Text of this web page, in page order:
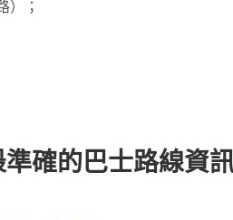
）；
確的巴士路線資